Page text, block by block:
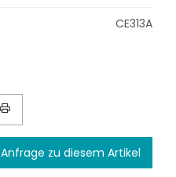
CE313A
Anfrage zu diesem Artikel